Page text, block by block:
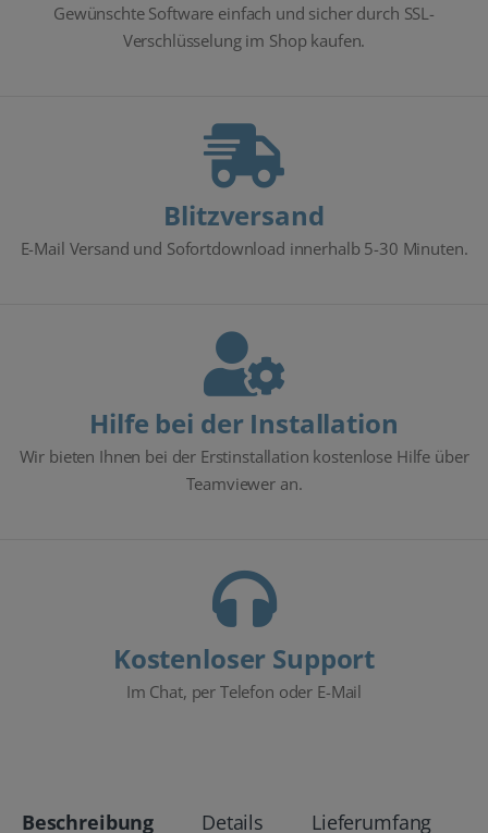
Gewünschte Software einfach und sicher durch SSL-
Verschlüsselung im Shop kaufen.
Blitzversand
E-Mail Versand und Sofortdownload innerhalb 5-30 Minuten.
Hilfe bei der Installation
Wir bieten Ihnen bei der Erstinstallation kostenlose Hilfe über
Teamviewer an.
Kostenloser Support
Im Chat, per Telefon oder E-Mail
Beschreibung Details Lieferumfang